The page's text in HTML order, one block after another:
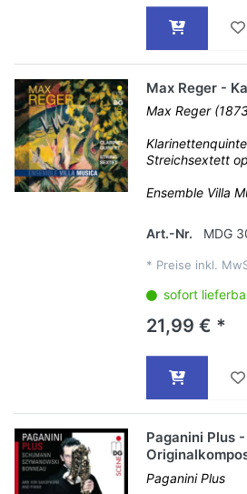
Max Reger -
Max Reger
Streichsextett
Ensemble Villa
Art.-Nr. MDG
* Preise inkl.
sofort
21,99 € *
Paganini Plus
Paganini Plus